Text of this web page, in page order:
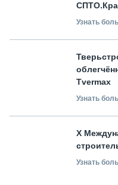
Узнать
Tvermax
Узнать
X
Узнать